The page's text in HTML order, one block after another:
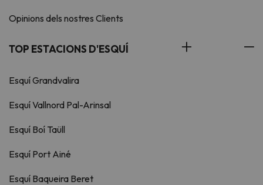
Opinions dels nostres Clients
TOP ESTACIONS D'ESQUÍ
Esquí Grandvalira
Esquí Vallnord Pal-Arinsal
Esquí Boí Taüll
Esquí Port Ainé
Esquí Baqueira Beret